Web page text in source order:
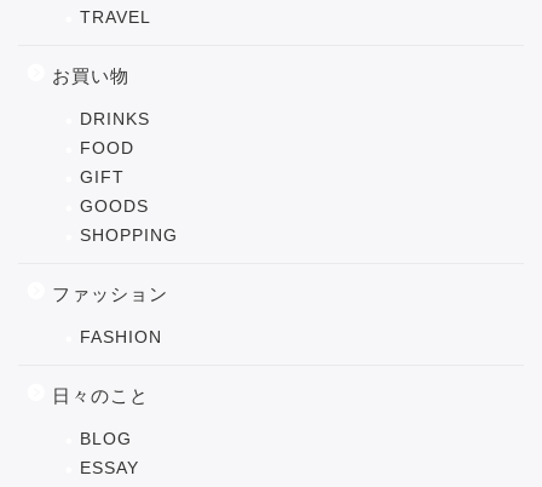
TRAVEL
お買い物
DRINKS
FOOD
GIFT
GOODS
SHOPPING
ファッション
FASHION
日々のこと
BLOG
ESSAY